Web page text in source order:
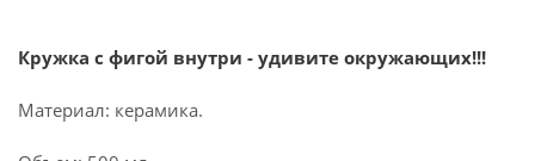
Кружка с фигой внутри - удивите окружающих!!!
Материал: керамика.